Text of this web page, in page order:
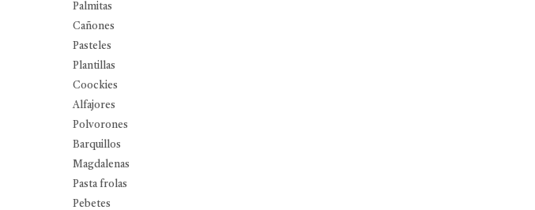
Palmitas
Cañones
Pasteles
Plantillas
Coockies
Alfajores
Polvorones
Barquillos
Magdalenas
Pasta frolas
Pebetes